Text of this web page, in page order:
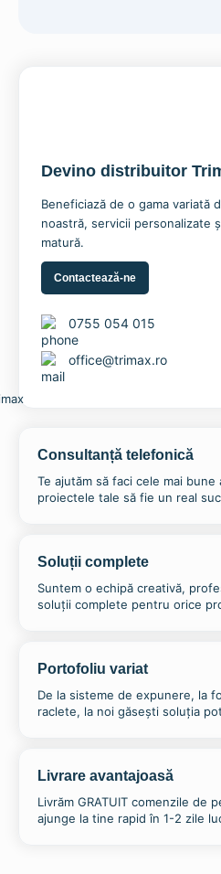
Devino distribuitor
Beneficiază de o gama variată
noastră, servicii personalizate
matură.
Contactează-ne
0755 054 015
office@trimax.ro
Consultanță telefonică
Te ajutăm să faci cele mai
proiectele tale să fie un real
Soluții complete
Suntem o echipă creativă,
soluții complete pentru orice
Portofoliu variat
De la sisteme de expunere, la
raclete, la noi găsești soluția
Livrare avantajoasă
Livrăm GRATUIT comenzile de
ajunge la tine rapid în 1-2 zile